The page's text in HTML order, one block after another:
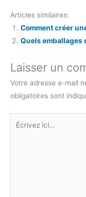
Articles similaires:
Comment créer
Quels emballages
Laisser un
Votre adresse e-mail
obligatoires sont
Écrivez